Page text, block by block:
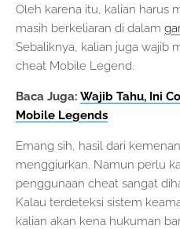
Oleh karena itu, kalian harus
masih berkeliaran di dalam
Sebaliknya, kalian juga wajib
cheat Mobile Legend.
Baca Juga: Wajib Tahu, Ini
Mobile Legends
Emang sih, hasil dari
menggiurkan. Namun perlu
penggunaan cheat sangat
Kalau terdeteksi sistem
kalian akan kena hukuman